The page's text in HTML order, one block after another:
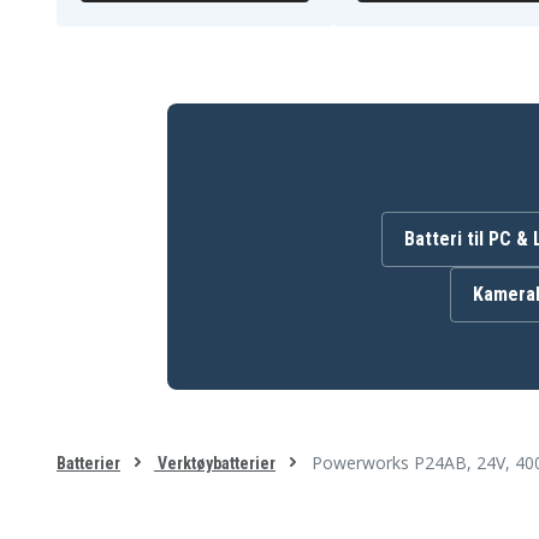
Greenworks G24CS25
Powerworks 2CM
P24LM32Batteri til PC &
Batterier Verktøybatterier Powerworks P24AB, 24V,